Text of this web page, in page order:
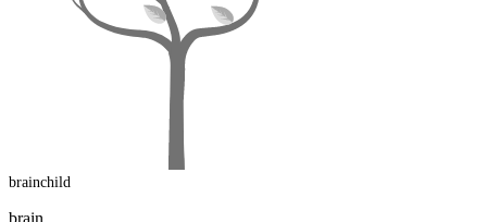
brainchild
brain